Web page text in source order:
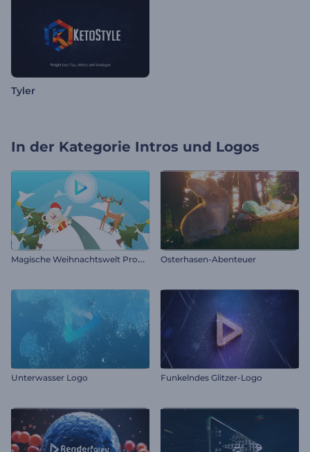
Tyler
In der Kategorie Intros und Logos
M
agische Weihnachtswelt Promo Osterhasen-Abenteuer
Unterwasser Logo Funkelndes Glitzer-Logo